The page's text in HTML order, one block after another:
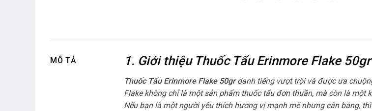
MÔ TẢ 1. Giới thiệu Thuốc Tẩu Erinmore Flake
Thuốc Tẩu Erinmore Flake 50grdanh tiếng vượt trội và được ưa
Flake không chỉ là một sản phẩm thuốc tẩu đơn thuần, mà còn là một
Nếu bạn là một người yêu thích hương vị mạnh mẽ nhưng cân bằng,